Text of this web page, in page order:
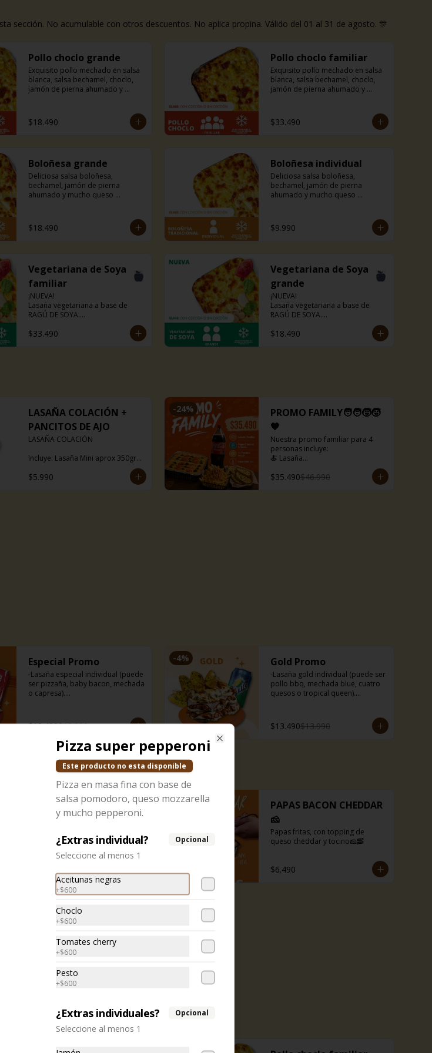
sección. No acumulable con otros descuentos. No aplica propina. Válido del 01 al 31 de agosto. 🎊
Pollo choclo grande
Exquisito pollo mechado en salsa
blanca, salsa bechamel, choclo,
jamón de pierna ahumado y
perejil receta de la casa.
$18.490
Pollo choclo familiar
Exquisito pollo mechado en salsa
blanca, salsa bechamel, choclo,
jamón de pierna ahumado y
perejil receta de la casa.
$33.490
Boloñesa grande
Deliciosa salsa boloñesa,
bechamel, jamón de pierna
ahumado y mucho queso
de la casa.
$18.490
Boloñesa individual
Deliciosa salsa boloñesa,
bechamel, jamón de pierna
ahumado y mucho queso
de la casa.
$9.990
Vegetariana de Soya
familiar
¡NUEVA!
Lasaña vegetariana a base de
RAGÚ DE SOYA.
La misma lasaña, el mismo sabor
pero ahora con guiso diferente.
Disponible en todas sus versiones.
$33.490
Vegetariana de Soya
grande
¡NUEVA!
Lasaña vegetariana a base de
RAGÚ DE SOYA.
La misma lasaña, el mismo sabor
pero ahora con guiso diferente.
Disponible en todas sus versiones.
$18.490
LASAÑA COLACIÓN +
PANCITOS DE AJO
LASAÑA COLACIÓN
Incluye: Lasaña Mini aprox 350grs
Puedes escoger entre boloñesa o
$5.990
-24%
PROMO FAMILY🧑‍🧑‍🧒‍🧒
🧡
Nuestra promo familiar para 4
personas incluye:
🍝 Lasaña
🍟 Papas fritas con queso cheddar
y tocino
$35.490$46.990
Especial Promo
-Lasaña especial individual (puede
ser pizzaña, baby bacon, mechada
o capresa).
ajo (3uds).
$12.490$13.990
-4% Gold Promo
-Lasaña gold individual (puede ser
pollo bbq, mechada blue, cuatro
quesos o tropical queen).
ajo (3uds).
$13.490$13.990
Pancitos de ajo
Ración de exquisitos pancitos con
Nuestra receta de la casa (10
unidades)
PAPAS BACON CHEDDAR
🧀
Papas fritas, con topping de
queso cheddar y tocino🧀🥓
$6.490
Pizza super pepperoni
Este producto no esta disponible
Pizza en masa fina con base de
salsa pomodoro, queso mozzarella
y mucho pepperoni.
¿Extras individual? Opcional
Seleccione al menos 1
Aceitunas negras
+$600
Choclo
+$600
Tomates cherry
+$600
Pesto
+$600
¿Extras individuales? Opcional
Seleccione al menos 1